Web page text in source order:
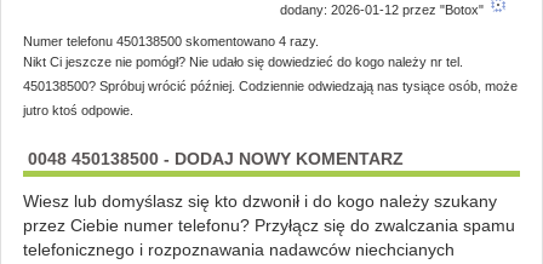
dodany: 2026-01-12 przez "Botox"
Numer telefonu 450138500 skomentowano 4 razy.
Nikt Ci jeszcze nie pomógł? Nie udało się dowiedzieć do kogo należy nr tel.
450138500? Spróbuj wrócić później. Codziennie odwiedzają nas tysiące osób, może
jutro ktoś odpowie.
0048 450138500 - DODAJ NOWY KOMENTARZ
Wiesz lub domyślasz się kto dzwonił i do kogo należy szukany
przez Ciebie numer telefonu? Przyłącz się do zwalczania spamu
telefonicznego i rozpoznawania nadawców niechcianych